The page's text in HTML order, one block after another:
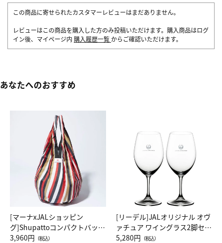
この商品に寄せられたカスタマーレビューはまだありません。
レビューはこの商品を購入した方のみ投稿いただけます。購入商品はログ
イン後、マイページ内 購入履歴一覧 からご確認いただけます。
あなたへのおすすめ
[マーナxJALショッピン
グ]Shupattoコンパクトバッグ
Drop JAL客室乗務員（LC）ス
3,960円 （税込）
[リーデル]JALオリジナル オヴ
ァチュア ワイングラス2脚セッ
ト（レッドワイン）
5,280円 （税込）